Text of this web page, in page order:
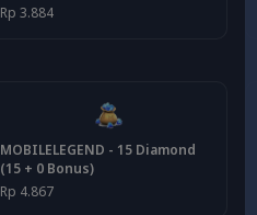
Rp 3.884
MOBILELEGEND - 15 Diamond
(15 + 0 Bonus)
Rp 4.867